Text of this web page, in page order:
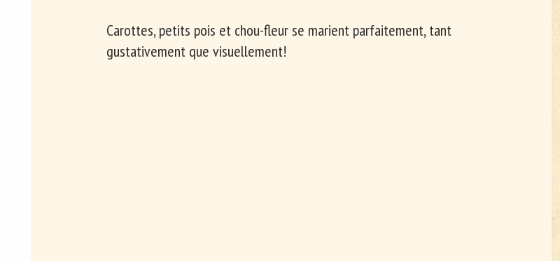
Carottes, petits pois et chou-fleur se marient parfaitement, tant
gustativement que visuellement!